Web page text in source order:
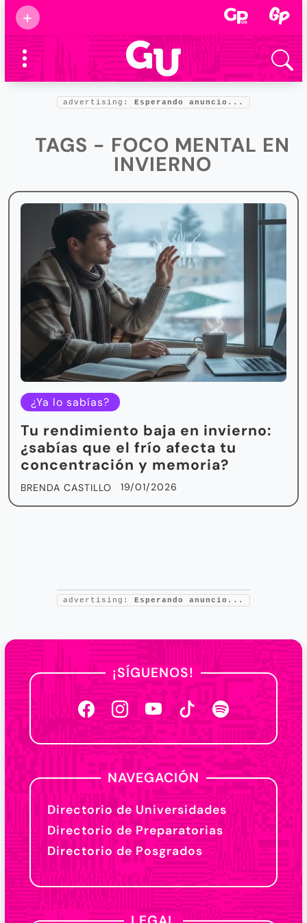
+
Supermamás
2025
Marcas de
confianza
Foro salud
advertising: Esperando anuncio...
TAGS - FOCO MENTAL EN
INVIERNO
¿Ya lo sabías?
Tu rendimiento baja en invierno:
¿sabías que el frío afecta tu
concentración y memoria?
BRENDA CASTILLO 19/01/2026
advertising: Esperando anuncio...
¡SÍGUENOS!
NAVEGACIÓN
Directorio de Universidades
Directorio de Preparatorias
Directorio de Posgrados